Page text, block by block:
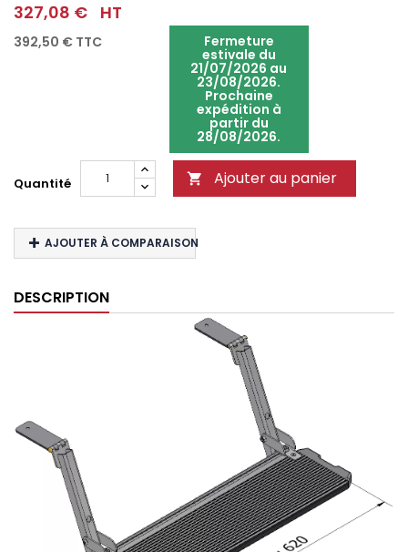
327,08 € HT
392,50 € TTC Fermeture
estivale du
21/07/2026 au
23/08/2026.
Prochaine
expédition à
partir du
28/08/2026.
Quantité  Ajouter au panier
AJOUTER À COMPARAISON
DESCRIPTION